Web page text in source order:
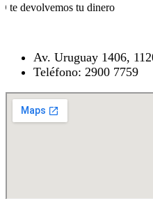
te devolvemos tu dinero
Av. Uruguay 1406,
Teléfono: 2900 7759